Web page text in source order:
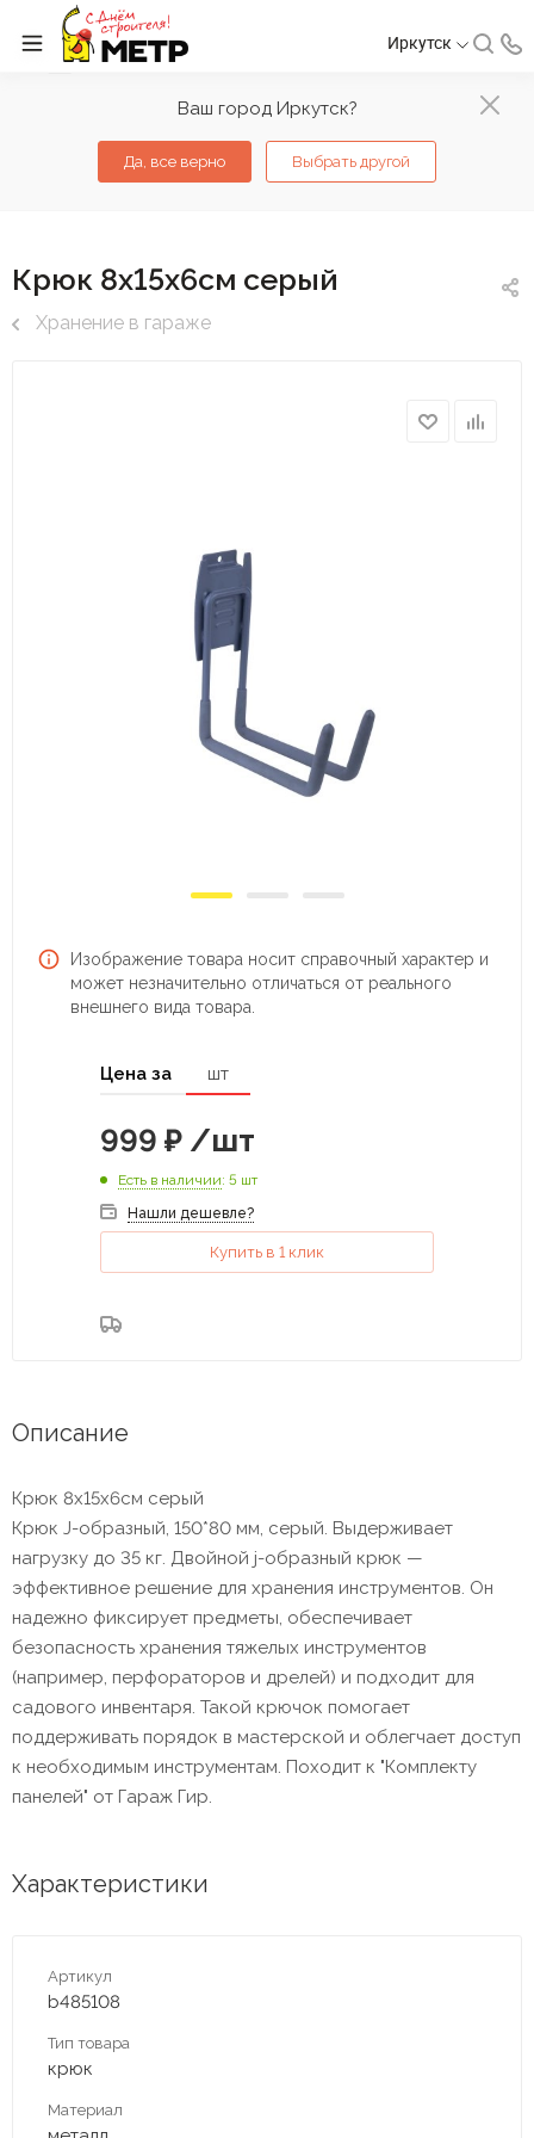
Ваш город Иркутск?
Да, все верно Выбрать другой
Иркутск
Крюк 8х15х6см серый
Хранение в гараже
Изображение товара носит справочный характер и
может незначительно отличаться от реального
внешнего вида товара.
Цена за шт
999 ₽ /шт
Есть в наличии: 5 шт
Нашли дешевле?
Купить в 1 клик
Описание
Крюк 8х15х6см серый
Крюк J-образный, 150*80 мм, серый. Выдерживает
нагрузку до 35 кг. Двойной j-образный крюк —
эффективное решение для хранения инструментов. Он
надежно фиксирует предметы, обеспечивает
безопасность хранения тяжелых инструментов
(например, перфораторов и дрелей) и подходит для
садового инвентаря. Такой крючок помогает
поддерживать порядок в мастерской и облегчает доступ
к необходимым инструментам. Походит к "Комплекту
панелей" от Гараж Гир.
Характеристики
Артикул
b485108
Тип товара
крюк
Материал